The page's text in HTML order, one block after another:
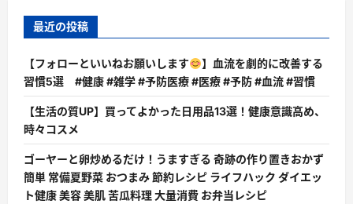
最近の投稿
【フォローといいねお願いします
】血流を劇的に改善する
習慣5選 #健康 #雑学 #予防医療 #医療 #予防 #血流 #習慣
【生活の質UP】買ってよかった日用品13選！健康意識高め、
時々コスメ
ゴーヤーと卵炒めるだけ！うますぎる 奇跡の作り置きおかず
簡単 常備夏野菜 おつまみ 節約レシピ ライフハック ダイエッ
ト健康 美容 美肌 苦瓜料理 大量消費 お弁当レシピ